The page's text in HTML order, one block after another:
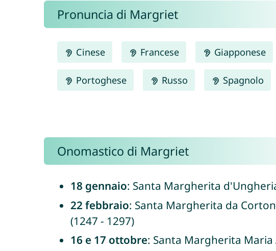
Pronuncia di Margriet
Cinese Francese Giapponese
Portoghese Russo Spagnolo
Onomastico di Margriet
18 gennaio: Santa Margherita
22 febbraio: Santa Margherita da
(1247 - 1297)
16 e 17 ottobre: Santa Margherita Maria